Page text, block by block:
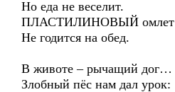
Но еда не веселит.
ПЛАСТИЛИНОВЫЙ омлет
Не годится на обед.
В животе – рычащий дог…
Злобный пёс нам дал урок: